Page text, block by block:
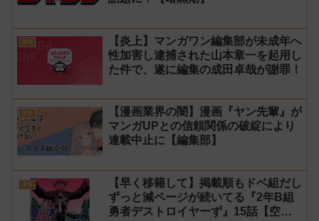
漫画
【炎上】マンガワン編集部が未成年へ
性加害し逮捕された山本章一を起用し
た件で、遂に編集の成田卓哉が謝罪！
漫画
【漫画業界の闇】漫画『ヤン先輩』が
マンガUPとの信頼関係の破綻により
連載中止に【編集部】
漫画
【早く移籍して】掲載順もドベ組だし
ずっと減ページが続いてる『2年B組
勇者デストロイヤーず』15話【空